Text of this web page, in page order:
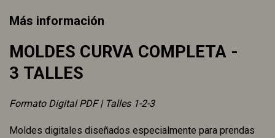
Más información
MOLDES CURVA COMPLETA -
3 TALLES
Formato Digital PDF | Talles 1-2-3
Moldes digitales diseñados especialmente para prendas